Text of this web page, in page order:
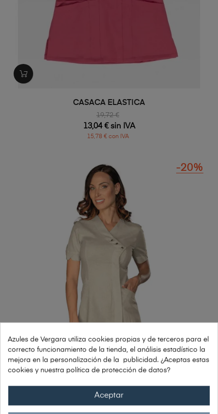
CASACA ELASTICA
19,72 €
13,04 € sin IVA
15,78 € con IVA
BATA DE MUJER ALGODÓN LINO...
73,83 €
-20%
Azules de Vergara utiliza cookies propias y de terceros para el
correcto funcionamiento de la tienda, el análisis estadístico la
mejora en la personalización de la publicidad. ¿Aceptas estas
cookies y nuestra política de protección de datos?
Aceptar